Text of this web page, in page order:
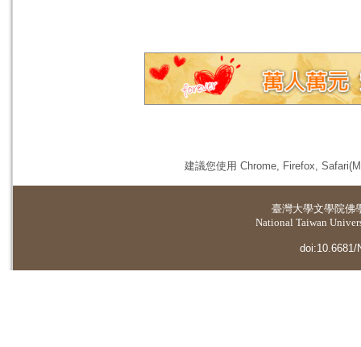
建議您使用 Chrome, Firefox,
臺灣大學文學院佛
National Taiwan
doi:10.6681/